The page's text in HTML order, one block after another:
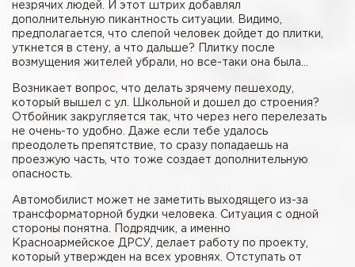
незрячих людей. И этот штрих добавлял
дополнительную пикантность ситуации. Видимо,
предполагается, что слепой человек дойдет до плитки,
уткнется в стену, а что дальше? Плитку после
возмущения жителей убрали, но все-таки она была…
Возникает вопрос, что делать зрячему пешеходу,
который вышел с ул. Школьной и дошел до строения?
Отбойник закругляется так, что через него перелезать
не очень-то удобно. Даже если тебе удалось
преодолеть препятствие, то сразу попадаешь на
проезжую часть, что тоже создает дополнительную
опасность.
Автомобилист может не заметить выходящего из-за
трансформаторной будки человека. Ситуация с одной
стороны понятна. Подрядчик, а именно
Красноармейское ДРСУ, делает работу по проекту,
который утвержден на всех уровнях. Отступать от